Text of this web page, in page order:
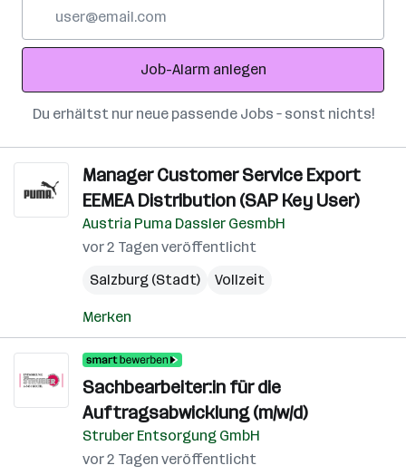
Adresse
Job-Alarm anlegen
Du erhältst nur neue passende Jobs – sonst nichts!
Manager Customer Service Export
EEMEA Distribution (SAP Key User)
Austria Puma Dassler GesmbH
vor 2 Tagen veröffentlicht
Salzburg (Stadt)
Vollzeit
Merken
Sachbearbeiter:in für die
Auftragsabwicklung (m/w/d)
Struber Entsorgung GmbH
vor 2 Tagen veröffentlicht